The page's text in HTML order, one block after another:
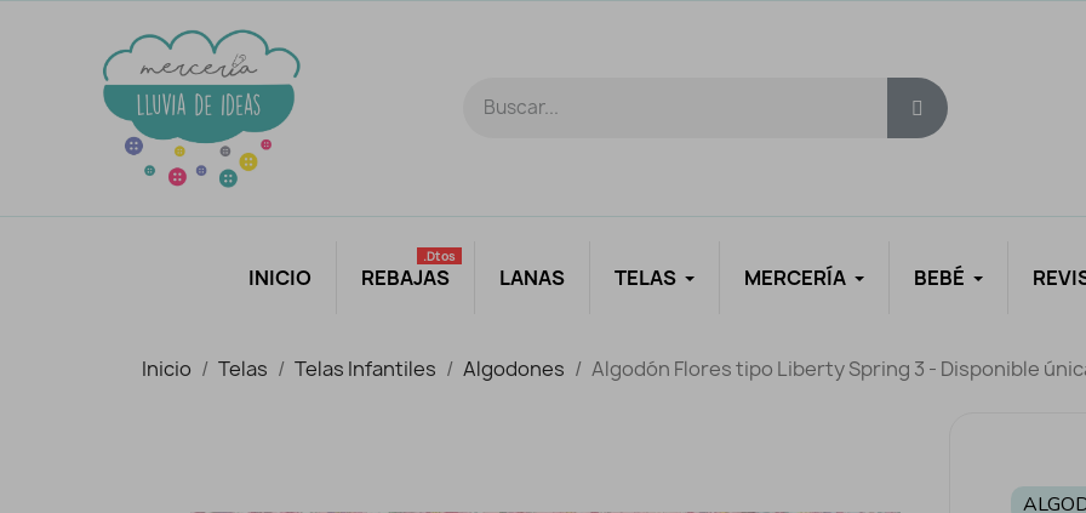
INICIO REBAJAS
.dtos
LANAS TELAS MERCERÍA BEBÉ
Inicio Telas Telas Infantiles Algodones Algodón Flores tipo Liberty Spring 3 - Disponible